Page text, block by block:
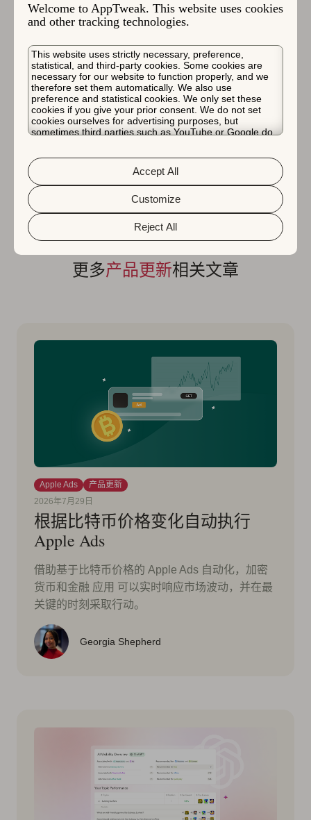
Welcome to AppTweak. This website uses cookies
and other tracking technologies.
This website uses strictly necessary, preference,
statistical, and third-party cookies. Some cookies are
necessary for our website to function properly, and we
therefore set them automatically. We also use
preference and statistical cookies. We only set these
cookies if you give your prior consent. We do not set
cookies ourselves for advertising purposes, but
sometimes third parties such as YouTube or Google do.
about the protection of your personal data and the
different cookies we use, please read our
&Privacy Policy. You can customize your cookie settings
and preferences by clicking the “Customize” button.
Reject All
Customize
Accept All
Start a 7-day free trial
作者Oriane Ineza, Content Marketing
Specialist
Oriane is a Content Marketing Specialist at
AppTweak, creating content for mobile
marketers. She enjoys reading, learning new
更多产品更新相关文章
Apple Ads
产品更新
2026年7月29日
根据比特币价格变化自动执行
Apple Ads
借助基于比特币价格的 Apple Ads 自动化，加密
货币和金融 应用 可以实时响应市场波动，并在最
关键的时刻采取行动。
Georgia Shepherd